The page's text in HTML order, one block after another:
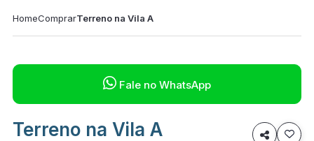
HomeComprarTerreno na Vila A
 Fale no WhatsApp
Terreno na Vila A 